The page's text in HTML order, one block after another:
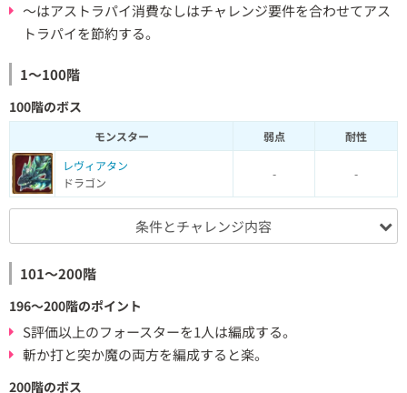
～はアストラパイ消費なしはチャレンジ要件を合わせてアス
トラパイを節約する。
1～100階
100階のボス
モンスター 弱点
耐性
レヴィアタン
ドラゴン
- -
条件とチャレンジ内容
101～200階
196～200階のポイント
S評価以上のフォースターを1人は編成する。
斬か打と突か魔の両方を編成すると楽。
200階のボス